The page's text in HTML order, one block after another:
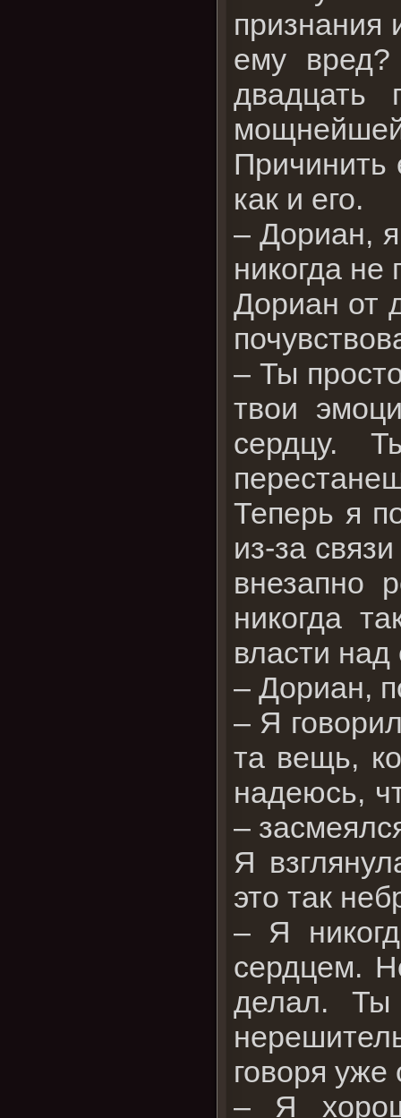
признания
ему
Причинить
как и его.
– Дориан,
никогда
Дориан от
– Ты
твои
сердцу.
Теперь я
из-за
внезапно
никогда
власти
– Дориан,
– Я
та вещь,
надеюсь,
–
Я
это так
– Я
сердцем.
делал.
говоря
– Я